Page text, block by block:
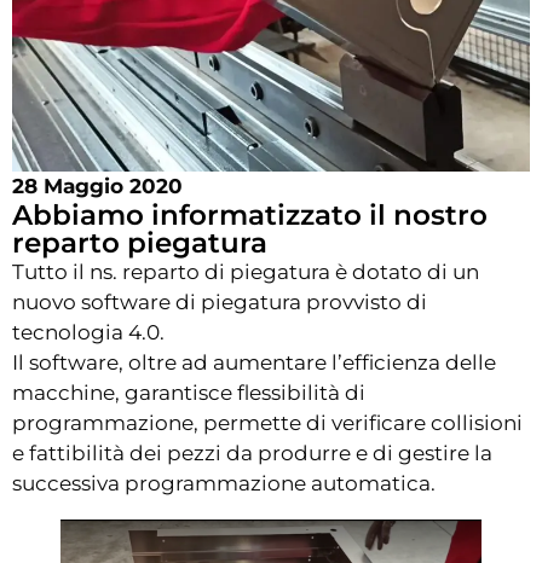
28 Maggio 2020
Abbiamo informatizzato il nostro
reparto piegatura
Tutto il ns. reparto di piegatura è dotato di un
nuovo software di piegatura provvisto di
tecnologia 4.0.
Il software, oltre ad aumentare l’efficienza delle
macchine, garantisce flessibilità di
programmazione, permette di verificare collisioni
e fattibilità dei pezzi da produrre e di gestire la
successiva programmazione automatica.